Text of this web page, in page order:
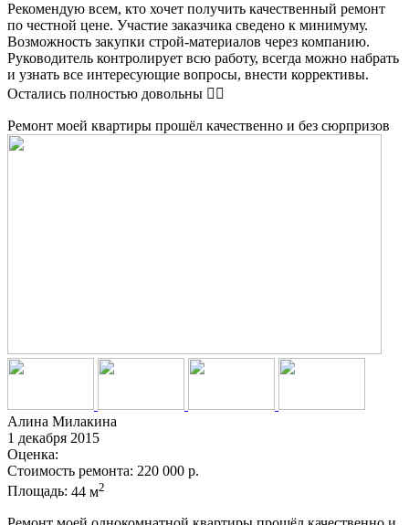
Рекомендую всем, кто хочет получить качественный ремонт
по честной цене. Участие заказчика сведено к минимуму.
Возможность закупки строй-материалов через компанию.
Руководитель контролирует всю работу, всегда можно набрать
и узнать все интересующие вопросы, внести коррективы.
Остались полностью довольны 👍🏼
Ремонт моей квартиры прошёл качественно и без сюрпризов
Алина Милакина
1 декабря 2015
Оценка:
Стоимость ремонта: 220 000 р.
Площадь: 44 м2